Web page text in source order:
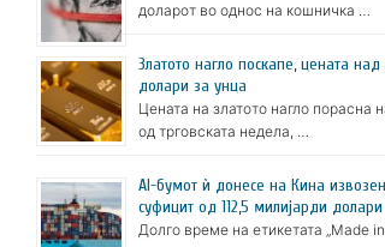
доларот во однос на кошничка …
Златото нагло поскапе, цената над
долари за унца
Цената на златото нагло порасна
од трговската недела, …
AI-бумот ѝ донесе на Кина
суфицит од 112,5 милијарди долари
Долго време на етикетата „Made